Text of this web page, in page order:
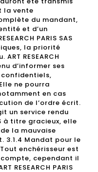
la vente
du mandant,
et d’un
PARIS SAS
la priorité
RESEARCH
d’informer ses
confidentiels,
ne pourra
en cas
de l’ordre écrit.
un service rendu
à titre gracieux, elle
la mauvaise
3.1.4 Mandat pour le
enchérisseur est
cependant il
RESEARCH PARIS